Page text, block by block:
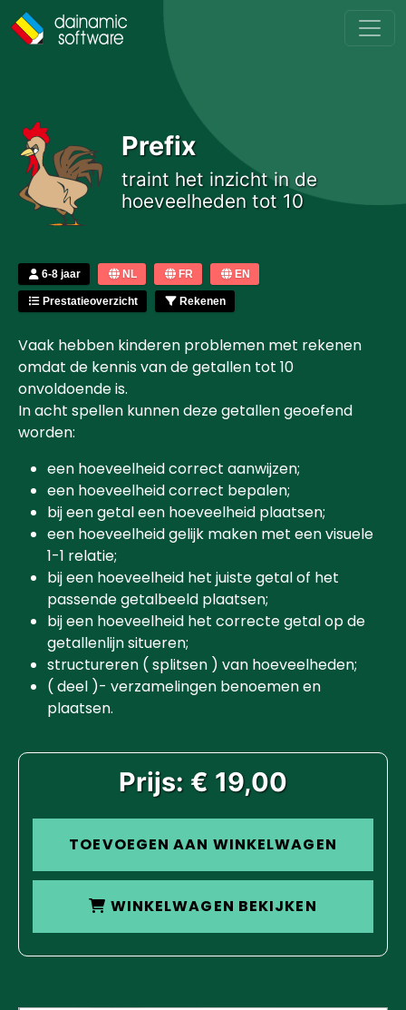
Skip to main content
Prefix
traint het inzicht in de
hoeveelheden tot 10
6-8 jaar NL FR EN
Prestatieoverzicht Rekenen
Vaak hebben kinderen problemen met rekenen
omdat de kennis van de getallen tot 10
onvoldoende is.
In acht spellen kunnen deze getallen geoefend
worden:
een hoeveelheid correct aanwijzen;
een hoeveelheid correct bepalen;
bij een getal een hoeveelheid plaatsen;
een hoeveelheid gelijk maken met een visuele
1-1 relatie;
bij een hoeveelheid het juiste getal of het
passende getalbeeld plaatsen;
bij een hoeveelheid het correcte getal op de
getallenlijn situeren;
structureren ( splitsen ) van hoeveelheden;
( deel )- verzamelingen benoemen en
plaatsen.
Prijs: € 19,00
TOEVOEGEN AAN WINKELWAGEN
WINKELWAGEN BEKIJKEN